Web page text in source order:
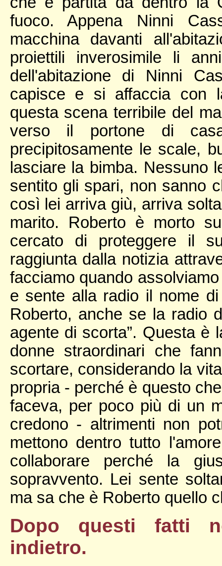
fuoco. Appena Ninni
macchina davanti
proiettili inverosimile li
dell'abitazione di Ninni
capisce e si affaccia con
questa scena terribile del
verso il portone di
precipitosamente le scale,
lasciare la bimba. Nessuno
sentito gli spari, non sanno
così lei arriva giù, arriva
marito. Roberto è morto
cercato di proteggere il
raggiunta dalla notizia
facciamo quando
e sente alla radio il nome
Roberto, anche se la radio
agente di scorta”. Questa è
donne straordinari che
scortare, considerando la
propria - perché è questo
faceva, per poco più di un
credono - altrimenti non
mettono dentro tutto
collaborare perché la
sopravvento. Lei sente
ma sa che è Roberto quello
Dopo questi fatti
indietro.